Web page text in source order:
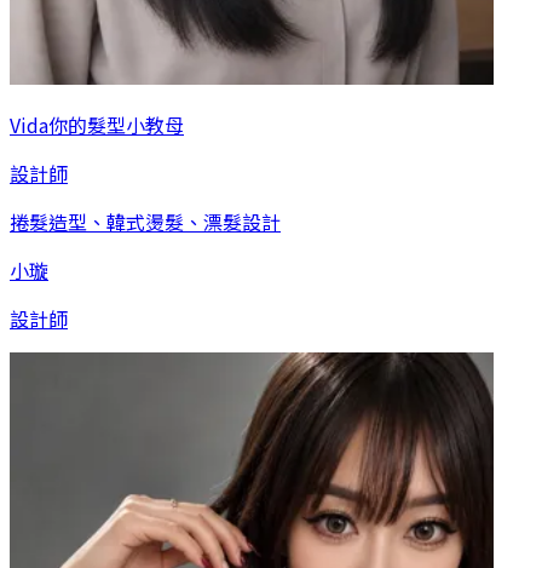
Vida你的髮型小教母
設計師
捲髮造型、韓式燙髮、漂髮設計
小璇
設計師